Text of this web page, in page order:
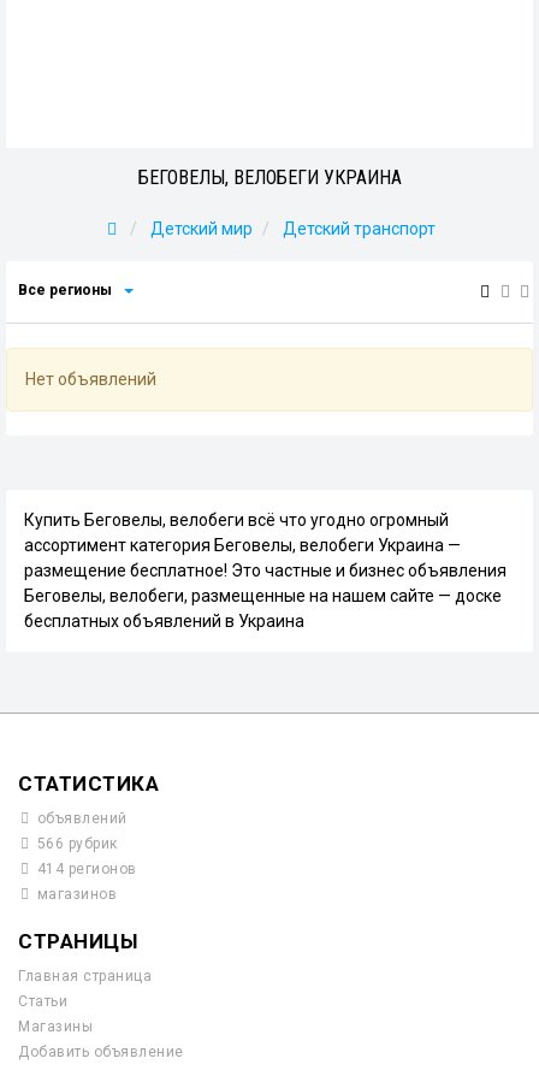
БЕГОВЕЛЫ, ВЕЛОБЕГИ УКРАИНА
Детский мир Детский транспорт
Все регионы
Нет объявлений
Купить Беговелы, велобеги всё что угодно огромный
ассортимент категория Беговелы, велобеги Украина —
размещение бесплатное! Это частные и бизнес объявления
Беговелы, велобеги, размещенные на нашем сайте — доске
бесплатных объявлений в Украина
СТАТИСТИКА
объявлений
566 рубрик
414 регионов
магазинов
СТРАНИЦЫ
Главная страница
Статьи
Магазины
Добавить объявление